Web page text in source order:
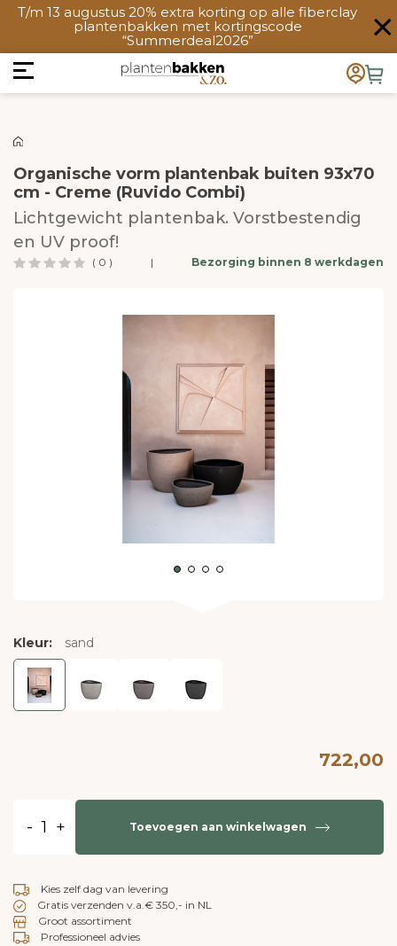
T/m 13 augustus 20% extra korting op alle fiberclay
plantenbakken met kortingscode
“Summerdeal2026”
Organische vorm plantenbak buiten 93x70
cm - Creme (Ruvido Combi)
Lichtgewicht plantenbak. Vorstbestendig
en UV proof!
( 0 ) | Bezorging binnen 8 werkdagen
Kleur: sand
722,00
- + Toevoegen aan winkelwagen
Kies zelf dag van levering
Gratis verzenden v.a.€ 350,- in NL
Groot assortiment
Professioneel advies